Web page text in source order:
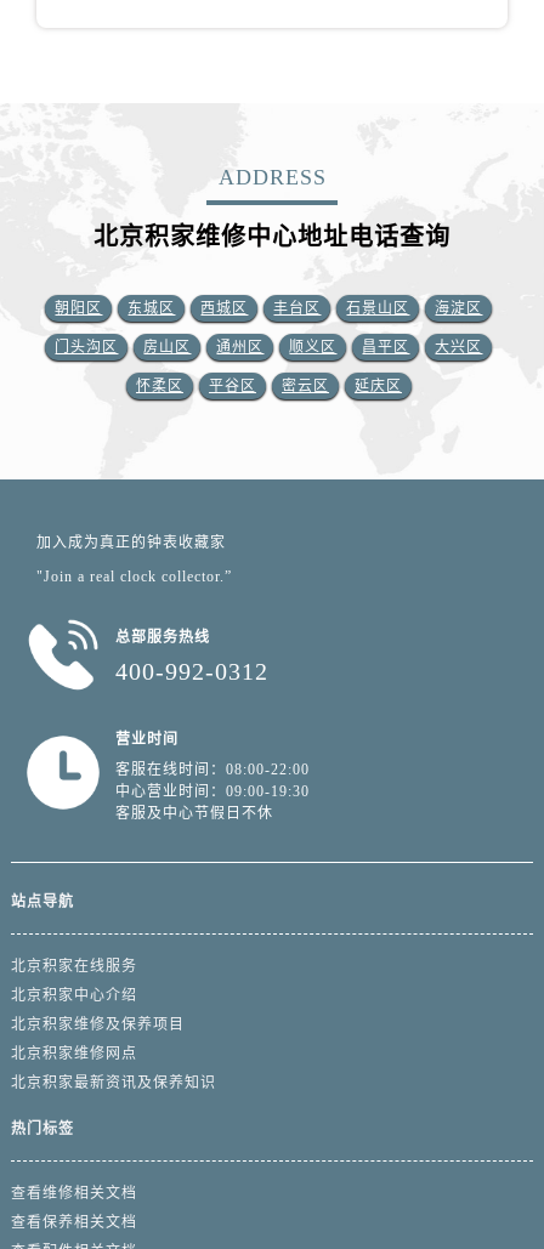
ADDRESS
北京积家维修中心地址电话查询
朝阳区 东城区 西城区 丰台区 石景山区 海淀区
门头沟区 房山区 通州区 顺义区 昌平区 大兴区
怀柔区 平谷区 密云区 延庆区
加入成为真正的钟表收藏家
"Join a real clock collector.”
总部服务热线
400-992-0312
营业时间
客服在线时间：08:00-22:00
中心营业时间：09:00-19:30
客服及中心节假日不休
站点导航
北京积家在线服务
北京积家中心介绍
北京积家维修及保养项目
北京积家维修网点
北京积家最新资讯及保养知识
热门标签
查看维修相关文档
查看保养相关文档